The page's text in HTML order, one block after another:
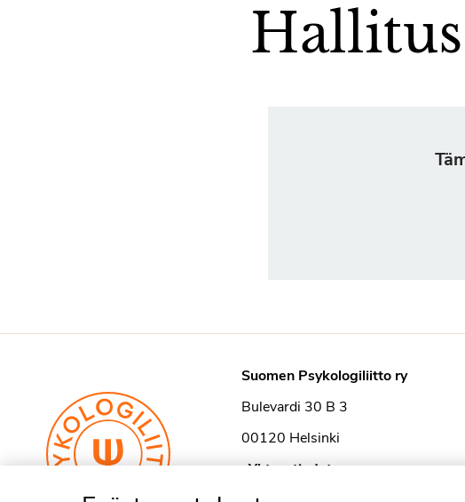
Suomen Psykologiliitto ry
Bulevardi 30 B 3
00120 Helsinki
›Yhteystiedot